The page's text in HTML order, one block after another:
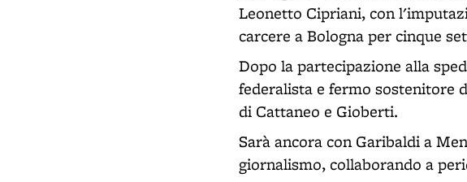
Leonetto Cipriani, con
carcere a Bologna per cinque
Dopo la partecipazione alla
federalista e fermo sostenitore
di Cattaneo e Gioberti.
Sarà ancora con Garibaldi a
giornalismo, collaborando a